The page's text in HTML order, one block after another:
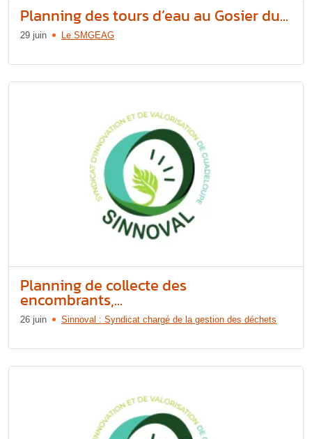
Planning des tours d’eau au Gosier du...
29 juin Le SMGEAG
Planning de collecte des
encombrants,...
26 juin Sinnoval : Syndicat chargé de la gestion des déchets